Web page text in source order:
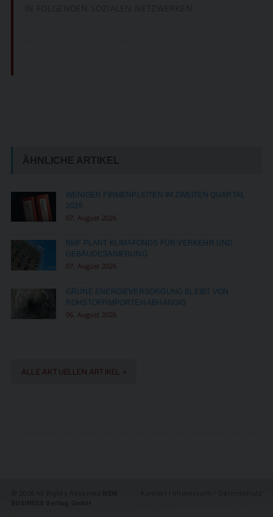
ÄHNLICHE ARTIKEL
WENIGER FIRMENPLEITEN IM ZWEITEN QUARTAL
2026
07. August 2026
BMF PLANT KLIMAFONDS FÜR VERKEHR UND
GEBÄUDESANIERUNG
07. August 2026
GRÜNE ENERGIEVERSORGUNG BLEIBT VON
ROHSTOFFIMPORTEN ABHÄNGIG
06. August 2026
ALLE AKTUELLEN ARTIKEL »